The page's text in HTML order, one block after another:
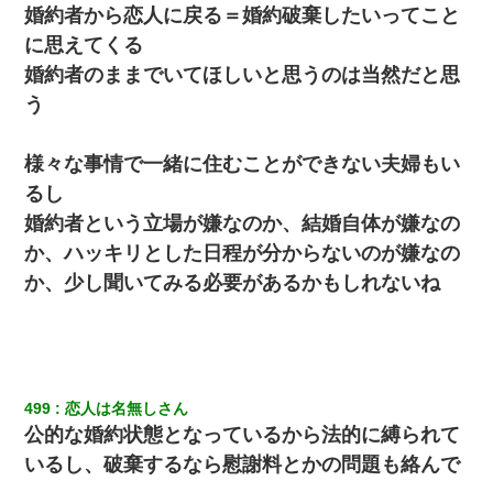
夫に癌の余命宣告。その闘病中に長女から信じられない言葉を受
けた
何年か前に妹は離婚している。当時生まれた姪が義弟の子じゃな
かったため妹有責での離婚になり…
放置子が病院送りになったらしい → 俺（二度と帰ってくるなよ…
嫁を半身不随にしやがった恨みは、正直こんなもんじゃ晴れな
い）
【画像】女の子「お母さん！！私ようやくファッションモデルに
選ばれたの！絶対見に来てね！」→悲しい結果がこれ・・・
22歳の頃、父に36歳の男性とお見合いをしてくれと頼まれた。父
の親会社の経営者の息子さんだったので、父も喜んで私の写真を
送ったんだが→
婚約者から恋人に戻る＝婚約破棄したいってこと
に思えてくる
婚約者のままでいてほしいと思うのは当然だと思
う
様々な事情で一緒に住むことができない夫婦もい
るし
婚約者という立場が嫌なのか、結婚自体が嫌なの
か、ハッキリとした日程が分からないのが嫌なの
か、少し聞いてみる必要があるかもしれないね
499 恋人は名無しさん
公的な婚約状態となっているから法的に縛られて
いるし、破棄するなら慰謝料とかの問題も絡んで